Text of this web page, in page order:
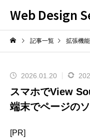
Web Design
記事一覧 拡張機能
2026.01.20
スマホでView
端末でページの
[PR]